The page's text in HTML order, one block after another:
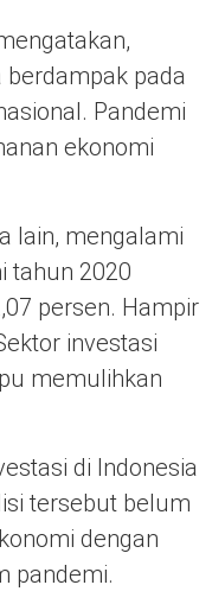
berdampak pada
Pandemi
ekonomi
lain, mengalami
tahun 2020
persen. Hampir
investasi
memulihkan
di Indonesia
tersebut belum
dengan
pandemi.